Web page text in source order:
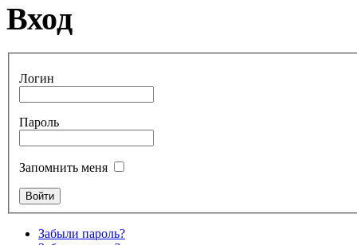
Вход
Логин
Пароль
Запомнить меня
Забыли пароль?